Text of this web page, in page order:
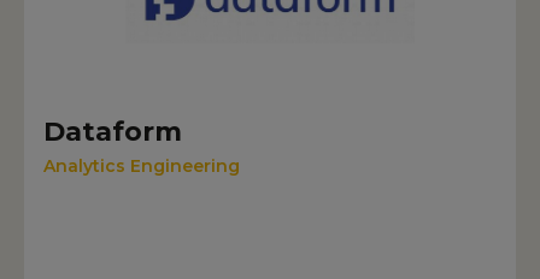
Dataform
Analytics Engineering